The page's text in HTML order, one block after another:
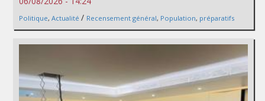
Politique, Actualité / Recensement général, Population, préparatifs